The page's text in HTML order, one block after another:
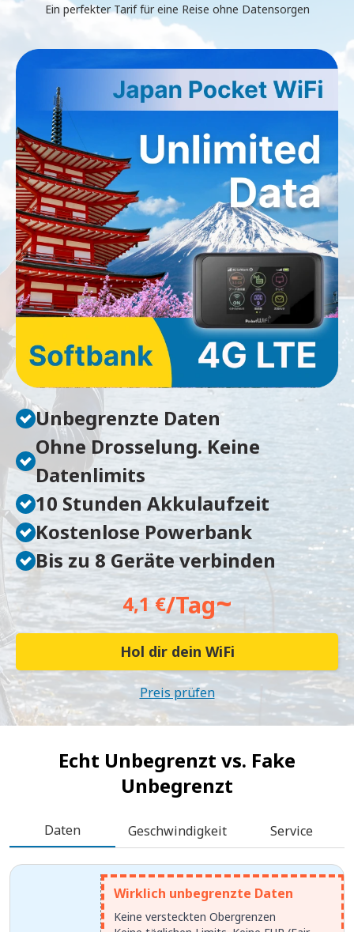
Ein perfekter Tarif für eine Reise ohne Datensorgen
Unbegrenzte Daten
Ohne Drosselung. Keine
Datenlimits
10 Stunden Akkulaufzeit
Kostenlose Powerbank
Bis zu 8 Geräte verbinden
4,1 €/Tag~
Hol dir dein WiFi
Preis prüfen
Echt Unbegrenzt vs. Fake
Unbegrenzt
Daten Geschwindigkeit Service
Wirklich unbegrenzte Daten
Keine versteckten Obergrenzen